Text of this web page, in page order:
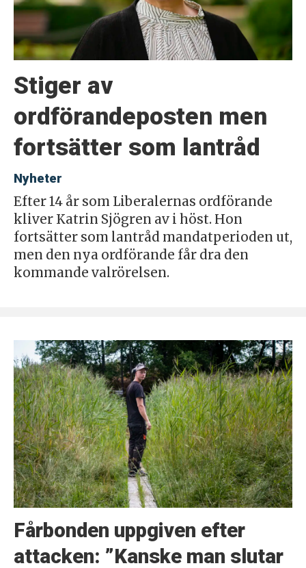
Stiger av
ordförandeposten men
fortsätter som lantråd
Nyheter
Efter 14 år som Liberalernas ordförande
kliver Katrin Sjögren av i höst. Hon
fortsätter som lantråd mandatperioden ut,
men den nya ordförande får dra den
kommande valrörelsen.
Fårbonden uppgiven efter
attacken: ”Kanske man slutar